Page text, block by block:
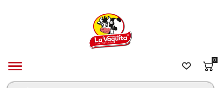
0